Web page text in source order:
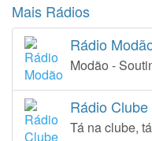
Mais Rádios
Rádio
Modão -
Rádio
Tá na clube,